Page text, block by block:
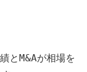
とM&Aが相場を